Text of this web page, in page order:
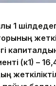
1
(к1) –